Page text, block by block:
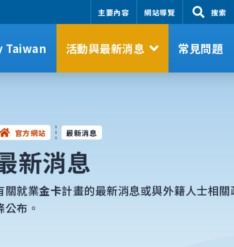
主要內容 網站導覽 搜索
Taiwan 活動與最新消息 常見問題
官方網站 最新消息
新消息
關就業金卡計畫的最新消息或與外籍人士相關
公布。